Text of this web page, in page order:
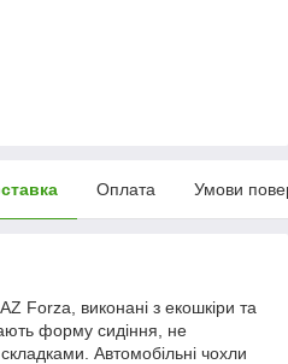
Оплата Умови
Forza, виконані з екошкіри та
форму сидіння, не
Автомобільні чохли